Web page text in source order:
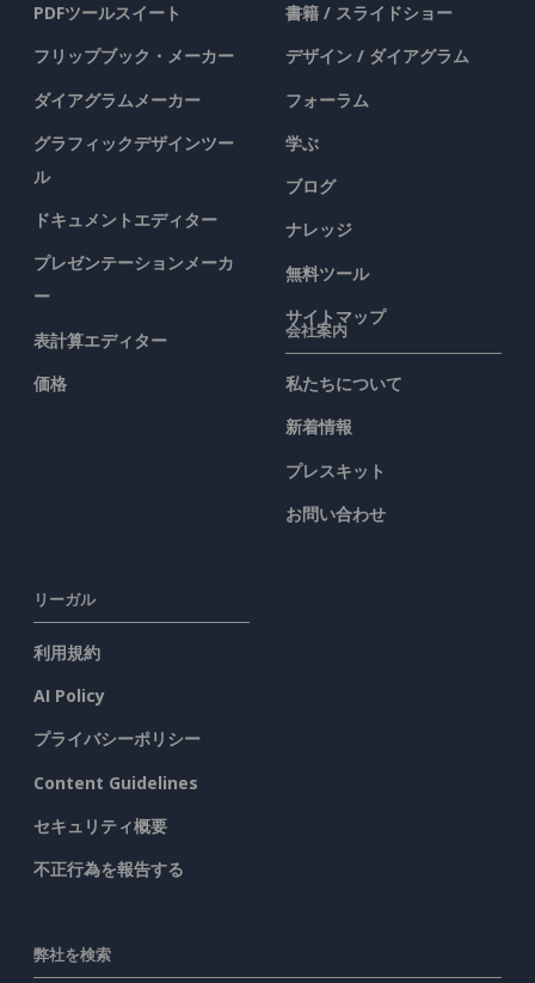
PDFツールスイート
フリップブック・メーカー
ダイアグラムメーカー
グラフィックデザインツー
ル
ドキュメントエディター
プレゼンテーションメーカ
ー
表計算エディター
価格
書籍 / スライドショー
デザイン / ダイアグラム
フォーラム
学ぶ
ブログ
ナレッジ
無料ツール
サイトマップ
会社案内
私たちについて
新着情報
プレスキット
お問い合わせ
リーガル
利用規約
AI Policy
プライバシーポリシー
Content Guidelines
セキュリティ概要
不正行為を報告する
弊社を検索